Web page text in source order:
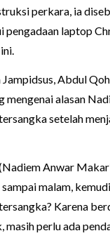
perkara, ia
pengadaan laptop
Abdul
mengenai alasan
setelah
Anwar
malam,
Karena
masih perlu ada